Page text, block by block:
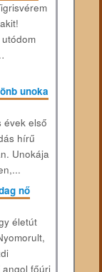
unoka
évek első
hírű
Unokája
nő
életút
főúri